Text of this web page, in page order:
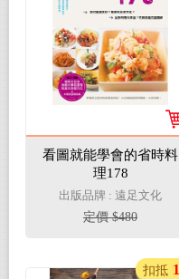
看圖就能學會的省時料
理178
出版品牌 : 遠足文化
定價 $480
扣抵 1